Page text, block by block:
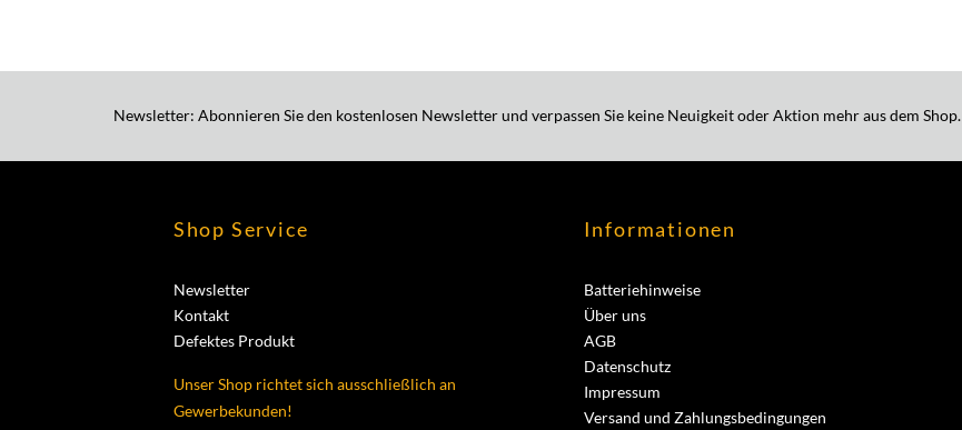
Newsletter: Abonnieren Sie den kostenlosen Newsletter und verpassen Sie keine Neuigkeit oder Aktion mehr aus dem Shop.
Shop Service
Newsletter
Kontakt
Defektes Produkt
Unser Shop richtet sich ausschließlich an
Gewerbekunden!
Informationen
Batteriehinweise
Über uns
AGB
Datenschutz
Impressum
Versand und Zahlungsbedingungen